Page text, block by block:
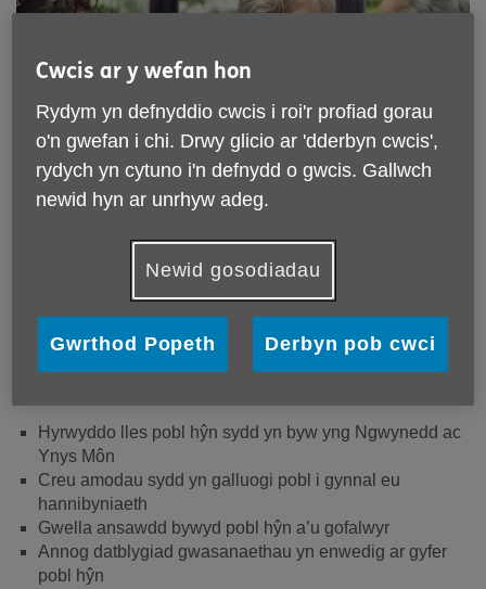
Rydym yn elusen leol sy'n gweithio yn y
bawb allu fwynhau bywyd yng nghyfnod
hydrefol ein siwrne bywyd.
Hyrwyddo lles pobl hŷn sydd yn byw yng Ngwynedd ac
Ynys Môn
Creu amodau sydd yn galluogi pobl i gynnal eu
hannibyniaeth
Gwella ansawdd bywyd pobl hŷn a’u gofalwyr
Annog datblygiad gwasanaethau yn enwedig ar gyfer
pobl hŷn
Cwcis ar y wefan hon
Rydym yn defnyddio cwcis i roi'r profiad gorau
o'n gwefan i chi. Drwy glicio ar 'dderbyn cwcis',
rydych yn cytuno i'n defnydd o gwcis. Gallwch
newid hyn ar unrhyw adeg.
Newid gosodiadau
Gwrthod Popeth Derbyn pob cwci